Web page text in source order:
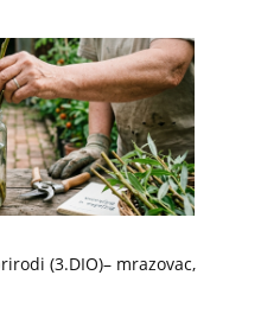
(3.DIO)– mrazovac,